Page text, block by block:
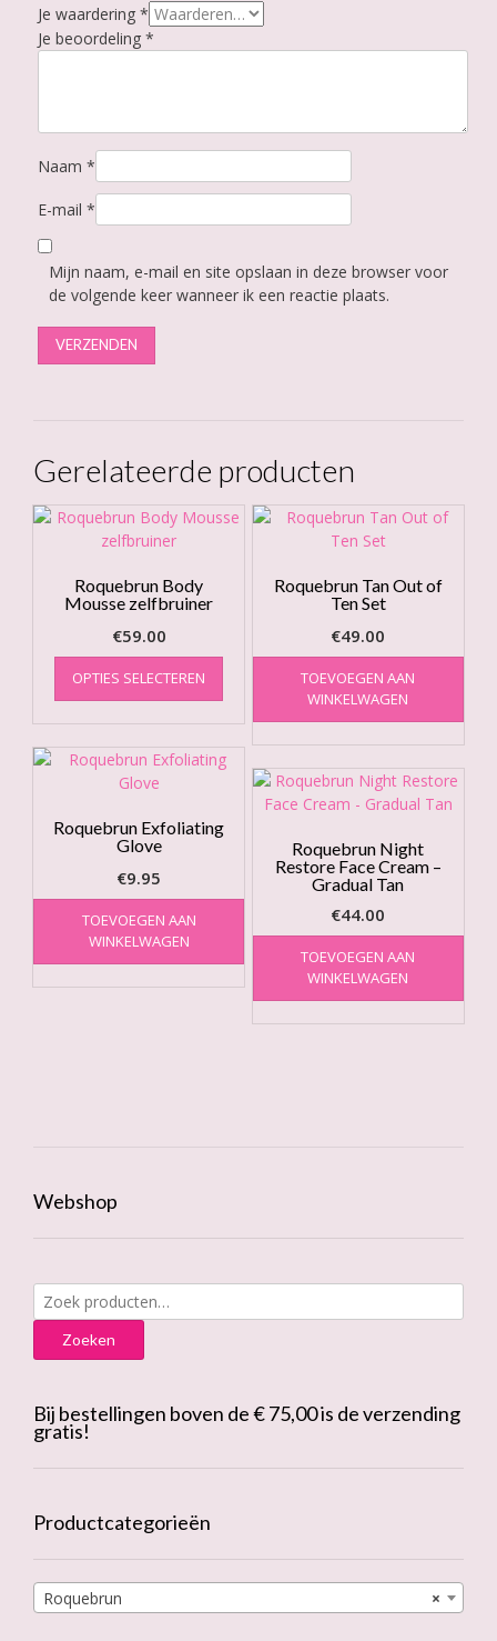
Je waardering *
Je beoordeling *
Naam *
E-mail *
Mijn naam, e-mail en site opslaan in deze browser voor
de volgende keer wanneer ik een reactie plaats.
Gerelateerde producten
Roquebrun Body
Mousse zelfbruiner
€59.00
OPTIES SELECTEREN
Dit
heeft
meerdere
variaties.
Deze
kan
worden
productpagina
Roquebrun Tan Out of
Ten Set
€49.00
TOEVOEGEN AAN
WINKELWAGEN
Roquebrun Exfoliating
Glove
€9.95
TOEVOEGEN AAN
WINKELWAGEN
Roquebrun Night
Restore Face Cream –
Gradual Tan
€44.00
TOEVOEGEN AAN
WINKELWAGEN
Webshop
Zoeken
naar:
Zoeken
Bij bestellingen boven de € 75,00 is de verzending
gratis!
Productcategorieën
×
Roquebrun